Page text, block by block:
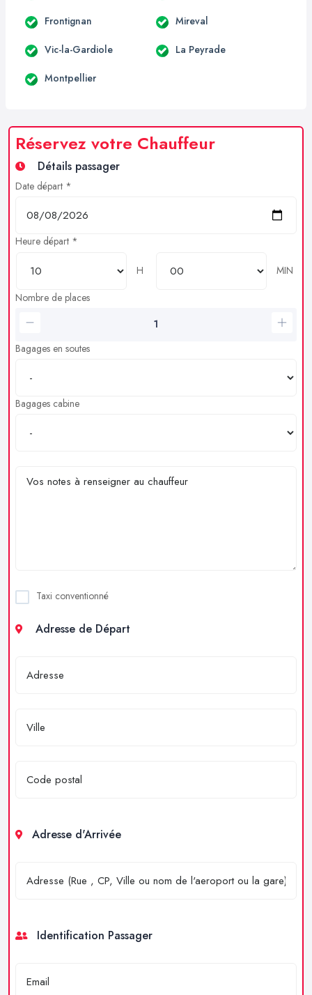
Frontignan Mireval
Vic-la-Gardiole La Peyrade
Montpellier
Réservez votre Chauffeur
Détails passager
Date départ *
Heure départ *
H
MIN
Nombre de places
Bagages en soutes
Bagages cabine
Taxi conventionné
Adresse de Départ
Adresse d'Arrivée
Identification Passager